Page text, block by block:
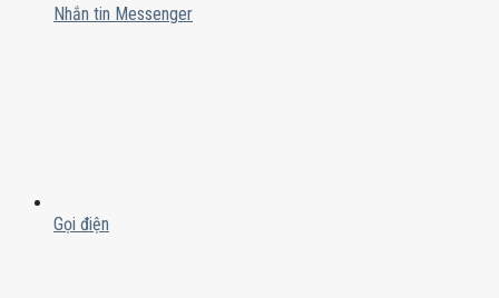
Nhắn tin Messenger
Gọi điện